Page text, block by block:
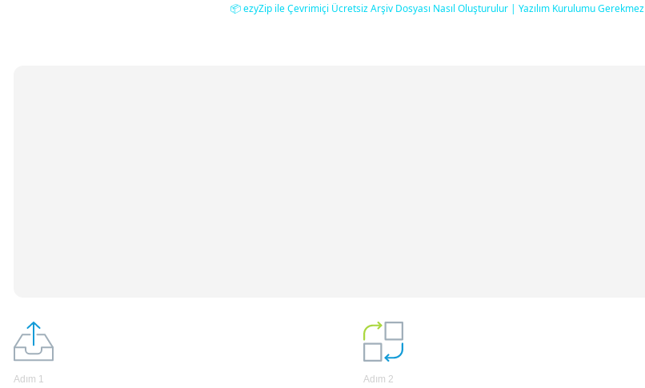
📦 ezyZip ile Çevrimiçi Ücretsiz Arşiv Dosyası Nasıl Oluşturulur | Yazılım Kurulumu Gerekmez
Adım 1 Adım 2